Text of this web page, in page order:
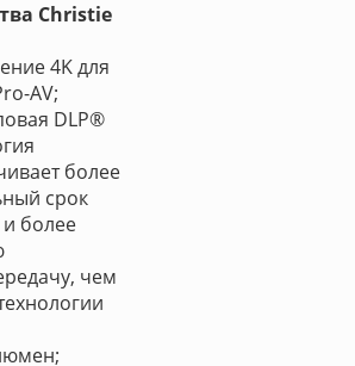
Christie
4K для
AV;
DLP®
более
срок
более
чем